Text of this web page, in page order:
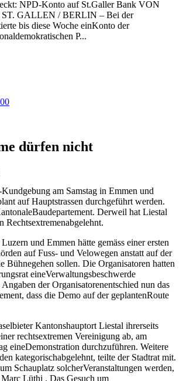
NPD-Konto auf St.Galler Bank VON
GALLEN / BERLIN – Bei der
bis diese Woche einKonto der
P...
dürfen nicht
am Samstag in Emmen und
auf Hauptstrassen durchgeführt werden.
Derweil hat Liestal
Rechtsextremenabgelehnt.
und Emmen hätte gemäss einer ersten
auf Fuss- und Velowegen anstatt auf der
Bühnegehen sollen. Die Organisatoren hatten
eineVerwaltungsbeschwerde
der Organisatorenentschied nun das
dass die Demo auf der geplantenRoute
Kantonshauptort Liestal ihrerseits
rechtsextremen Vereinigung ab, am
eineDemonstration durchzuführen. Weitere
kategorischabgelehnt, teilte der Stadtrat mit.
Schauplatz solcherVeranstaltungen werden,
Marc Lüthi . Das Gesuch um